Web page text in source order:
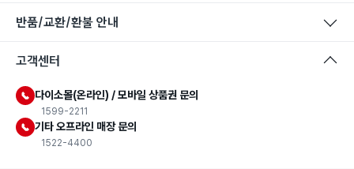
반품/교환/환불 안내
고객센터
다이소몰(온라인) / 모바일 상품권 문의
1599-2211
기타 오프라인 매장 문의
1522-4400